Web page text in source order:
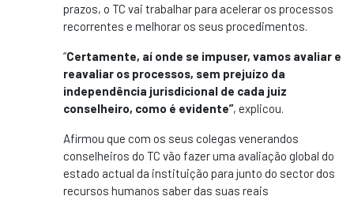
prazos, o TC vai trabalhar para acelerar os processos
recorrentes e melhorar os seus procedimentos.
“Certamente, aí onde se impuser, vamos avaliar e
reavaliar os processos, sem prejuízo da
independência jurisdicional de cada juiz
conselheiro, como é evidente”, explicou.
Afirmou que com os seus colegas venerandos
conselheiros do TC vão fazer uma avaliação global do
estado actual da instituição para junto do sector dos
recursos humanos saber das suas reais